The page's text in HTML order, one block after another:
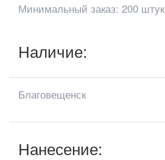
Минимальный заказ: 200 штук
Наличие:
Благовещенск
Нанесение: